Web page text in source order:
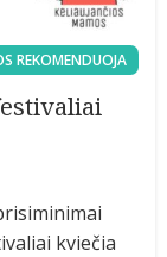
REKOMENDUOJA
kviečia